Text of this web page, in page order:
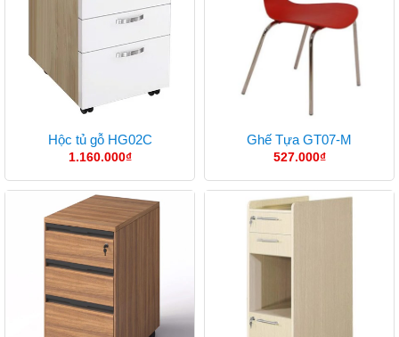
Hộc tủ gỗ HG02C
1.160.000₫
Ghế Tựa GT07-M
527.000₫